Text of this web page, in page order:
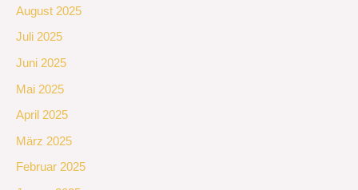
August 2025
Juli 2025
Juni 2025
Mai 2025
April 2025
März 2025
Februar 2025